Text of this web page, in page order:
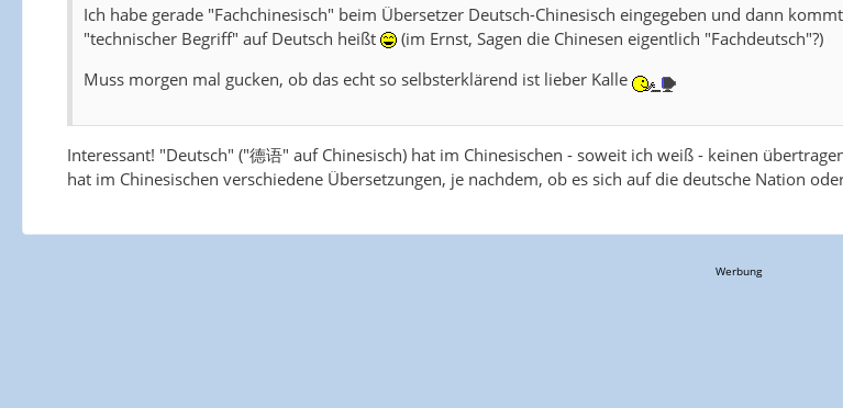
Ich habe gerade "Fachchinesisch" beim Übersetzer Deutsch-Chinesisch eingegeben und dann
"technischer Begriff" auf Deutsch heißt
(im Ernst, Sagen die Chinesen eigentlich "Fachdeutsch"?)
Muss morgen mal gucken, ob das echt so selbsterklärend ist lieber Kalle
Interessant! "Deutsch" ("德语" auf Chinesisch) hat im Chinesischen - soweit ich weiß - keinen
hat im Chinesischen verschiedene Übersetzungen, je nachdem, ob es sich auf die deutsche Nation
Werbung